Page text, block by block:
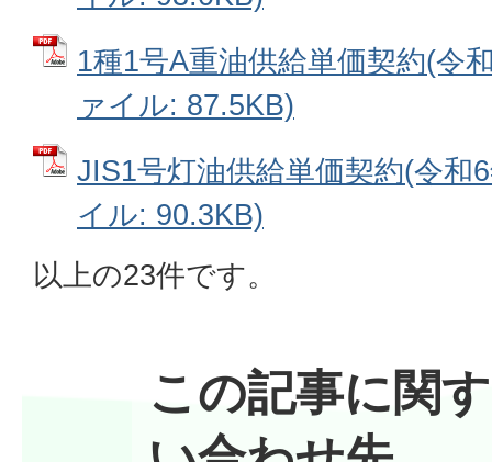
1種1号A重油供給単価契約(令
ァイル: 87.5KB)
JIS1号灯油供給単価契約(令和
イル: 90.3KB)
以上の23件です。
この記事に関